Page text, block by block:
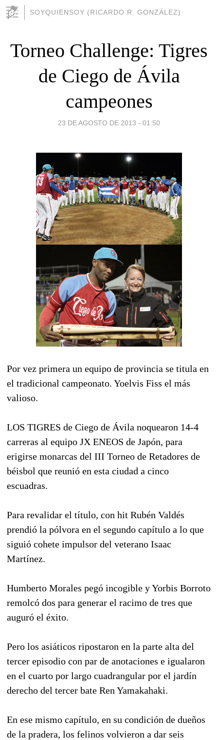
SOYQUIENSOY (RICARDO R. GONZÁLEZ)
Torneo Challenge: Tigres
de Ciego de Ávila
campeones
23 DE AGOSTO DE 2013 - 01:50
Por vez primera un equipo de provincia se titula en
el tradicional campeonato. Yoelvis Fiss el más
valioso.
LOS TIGRES de Ciego de Ávila noquearon 14-4
carreras al equipo JX ENEOS de Japón, para
erigirse monarcas del III Torneo de Retadores de
béisbol que reunió en esta ciudad a cinco
escuadras.
Para revalidar el título, con hit Rubén Valdés
prendió la pólvora en el segundo capítulo a lo que
siguió cohete impulsor del veterano Isaac
Martínez.
Humberto Morales pegó incogible y Yorbis Borroto
remolcó dos para generar el racimo de tres que
auguró el éxito.
Pero los asiáticos ripostaron en la parte alta del
tercer episodio con par de anotaciones e igualaron
en el cuarto por largo cuadrangular por el jardín
derecho del tercer bate Ren Yamakahaki.
En ese mismo capítulo, en su condición de dueños
de la pradera, los felinos volvieron a dar seis